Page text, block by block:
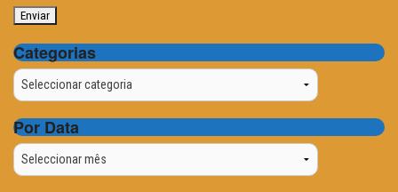
Categorias
Categorias
Por Data
Por
Data